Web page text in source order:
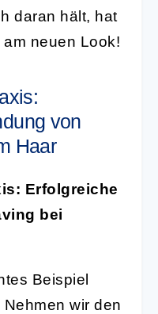
daran hält, hat
neuen Look!
von
Haar
Erfolgreiche
bei
Beispiel
wir den